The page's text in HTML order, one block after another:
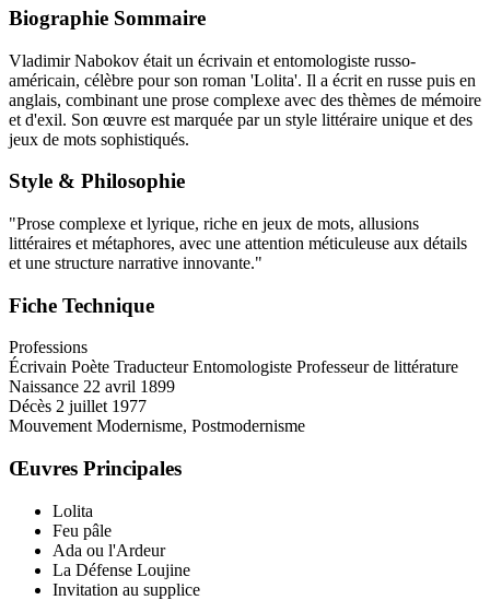
Biographie Sommaire
Vladimir Nabokov était un écrivain et entomologiste russo-
américain, célèbre pour son roman 'Lolita'. Il a écrit en russe puis en
anglais, combinant une prose complexe avec des thèmes de mémoire
et d'exil. Son œuvre est marquée par un style littéraire unique et des
jeux de mots sophistiqués.
Style & Philosophie
"Prose complexe et lyrique, riche en jeux de mots, allusions
littéraires et métaphores, avec une attention méticuleuse aux détails
et une structure narrative innovante."
Fiche Technique
Professions
Écrivain Poète Traducteur Entomologiste Professeur de littérature
Naissance 22 avril 1899
Décès 2 juillet 1977
Mouvement Modernisme, Postmodernisme
Œuvres Principales
Lolita
Feu pâle
Ada ou l'Ardeur
La Défense Loujine
Invitation au supplice